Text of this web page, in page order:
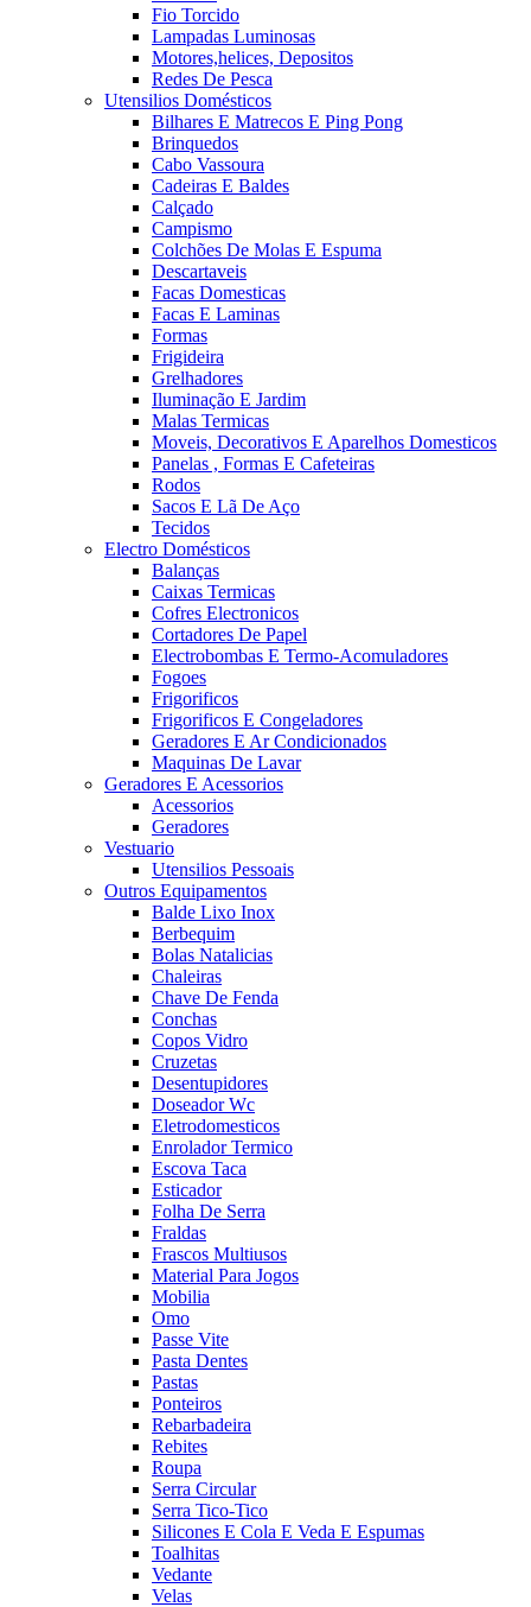
Fio Torcido
Lampadas Luminosas
Motores,helices, Depositos
Redes De Pesca
Utensilios Domésticos
Bilhares E Matrecos E Ping Pong
Brinquedos
Cabo Vassoura
Cadeiras E Baldes
Calçado
Campismo
Colchões De Molas E Espuma
Descartaveis
Facas Domesticas
Facas E Laminas
Formas
Frigideira
Grelhadores
Iluminação E Jardim
Malas Termicas
Moveis, Decorativos E Aparelhos Domesticos
Panelas , Formas E Cafeteiras
Rodos
Sacos E Lã De Aço
Tecidos
Electro Domésticos
Balanças
Caixas Termicas
Cofres Electronicos
Cortadores De Papel
Electrobombas E Termo-Acomuladores
Fogoes
Frigorificos
Frigorificos E Congeladores
Geradores E Ar Condicionados
Maquinas De Lavar
Geradores E Acessorios
Acessorios
Geradores
Vestuario
Utensilios Pessoais
Outros Equipamentos
Balde Lixo Inox
Berbequim
Bolas Natalicias
Chaleiras
Chave De Fenda
Conchas
Copos Vidro
Cruzetas
Desentupidores
Doseador Wc
Eletrodomesticos
Enrolador Termico
Escova Taca
Esticador
Folha De Serra
Fraldas
Frascos Multiusos
Material Para Jogos
Mobilia
Omo
Passe Vite
Pasta Dentes
Pastas
Ponteiros
Rebarbadeira
Rebites
Roupa
Serra Circular
Serra Tico-Tico
Silicones E Cola E Veda E Espumas
Toalhitas
Vedante
Velas